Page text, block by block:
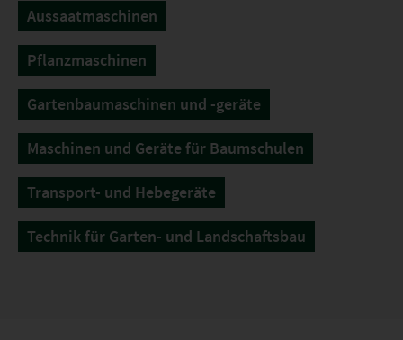
Aussaatmaschinen
Pflanzmaschinen
Gartenbaumaschinen und -geräte
Maschinen und Geräte für Baumschulen
Transport- und Hebegeräte
Technik für Garten- und Landschaftsbau